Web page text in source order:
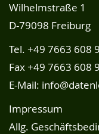
Wilhelmstraße 1
D-79098 Freiburg
Tel. +49 7663 608
Fax +49 7663 608
E-Mail:
Impressum
Allg.